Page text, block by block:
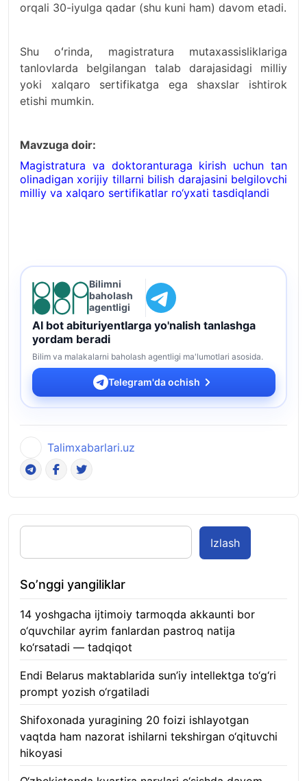
orqali 30-iyulga qadar (shu kuni ham) davom etadi.
Shu oʻrinda, magistratura mutaxassisliklariga
tanlovlarda belgilangan talab darajasidagi milliy
yoki xalqaro sertifikatga ega shaxslar ishtirok
etishi mumkin.
Mavzuga doir:
Magistratura va doktoranturaga kirish uchun tan
olinadigan xorijiy tillarni bilish darajasini belgilovchi
milliy va xalqaro sertifikatlar ro‘yxati tasdiqlandi
Bilimni
baholash
agentligi
AI bot abituriyentlarga yo'nalish tanlashga
yordam beradi
Bilim va malakalarni baholash agentligi ma'lumotlari asosida.
Telegram'da ochish
Talimxabarlari.uz
Izlash
So’nggi yangiliklar
14 yoshgacha ijtimoiy tarmoqda akkaunti bor
o‘quvchilar ayrim fanlardan pastroq natija
ko‘rsatadi — tadqiqot
Endi Belarus maktablarida sun’iy intellektga to‘g‘ri
prompt yozish o‘rgatiladi
Shifoxonada yuragining 20 foizi ishlayotgan
vaqtda ham nazorat ishilarni tekshirgan o‘qituvchi
hikoyasi